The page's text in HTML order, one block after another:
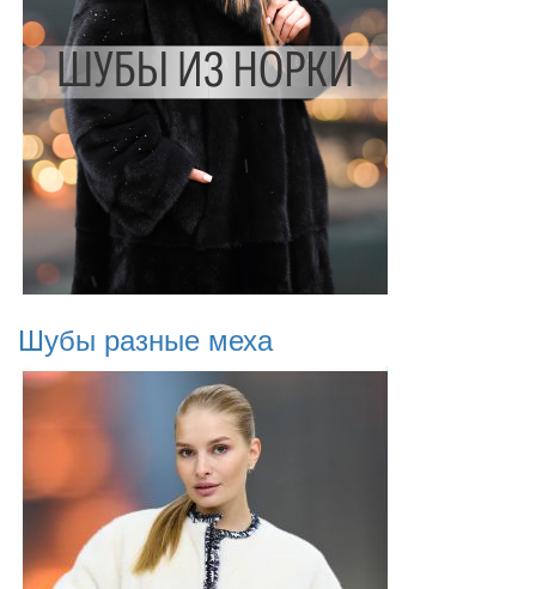
Шубы разные меха